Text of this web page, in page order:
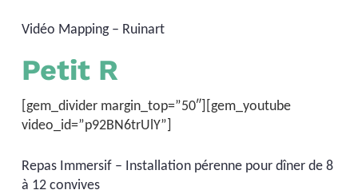
Vidéo Mapping – Ruinart
Petit R
[gem_divider margin_top=”50″][gem_youtube
video_id=”p92BN6trUlY”]
Repas Immersif – Installation pérenne pour dîner de 8
à 12 convives